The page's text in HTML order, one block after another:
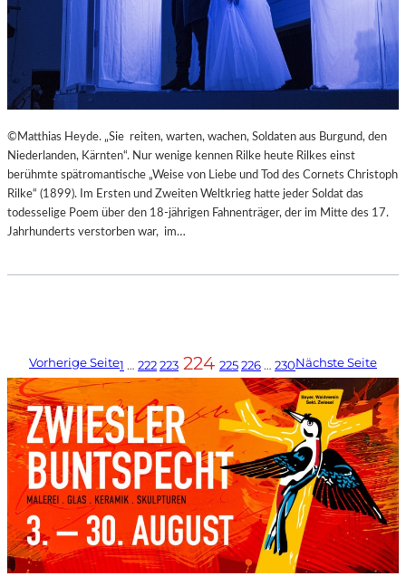
©Matthias Heyde. „Sie reiten, warten, wachen, Soldaten aus Burgund, den
Niederlanden, Kärnten“. Nur wenige kennen Rilke heute Rilkes einst
berühmte spätromantische „Weise von Liebe und Tod des Cornets Christoph
Rilke“ (1899). Im Ersten und Zweiten Weltkrieg hatte jeder Soldat das
todesselige Poem über den 18-jährigen Fahnenträger, der im Mitte des 17.
Jahrhunderts verstorben war, im…
Vorherige Seite1 … 222223 224 225226 … 230Nächste Seite